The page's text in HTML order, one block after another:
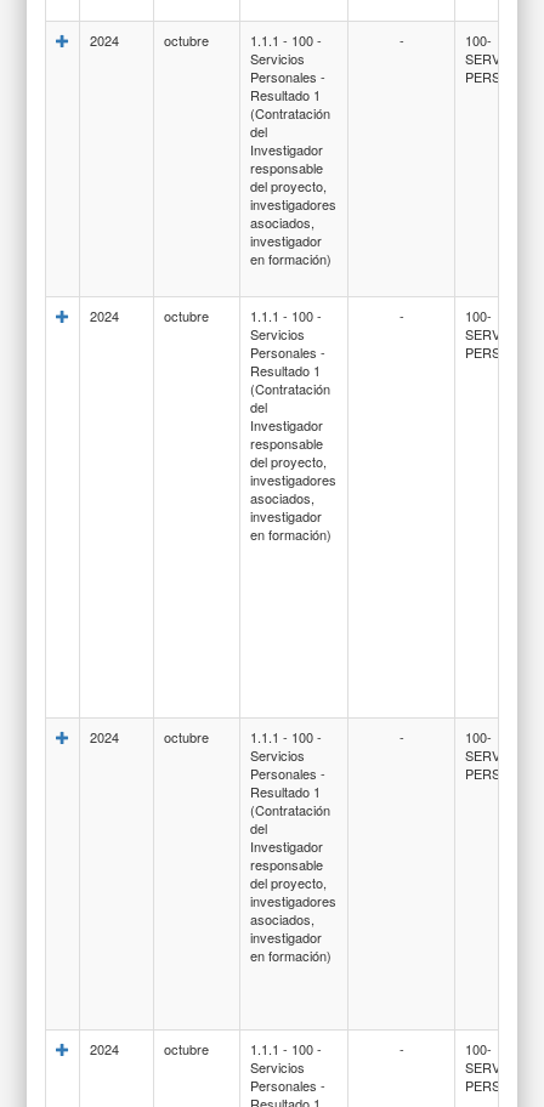
2024 octubre
1.1.1 - 100 -
Servicios
Personales -
Resultado 1
(Contratación
del
Investigador
responsable
del proyecto,
investigadores
asociados,
investigador
en formación)
-
100-
SERVICIOS
2024 octubre
1.1.1 - 100 -
Servicios
Personales -
Resultado 1
(Contratación
del
Investigador
responsable
del proyecto,
investigadores
asociados,
investigador
en formación)
-
100-
SERVICIOS
2024 octubre
1.1.1 - 100 -
Servicios
Personales -
Resultado 1
(Contratación
del
Investigador
responsable
del proyecto,
investigadores
asociados,
investigador
en formación)
-
100-
SERVICIOS
2024 octubre
1.1.1 - 100 -
Servicios
Personales -
Resultado 1
-
100-
SERVICIOS